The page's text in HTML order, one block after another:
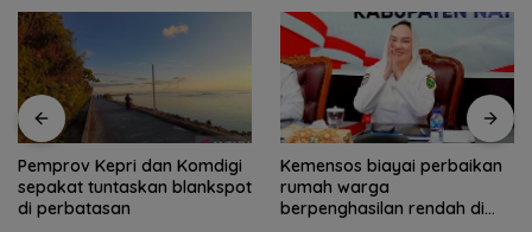
Pemprov Kepri dan Komdigi
sepakat tuntaskan blankspot
di perbatasan
Kemensos biayai perbaikan
rumah warga
berpenghasilan rendah di